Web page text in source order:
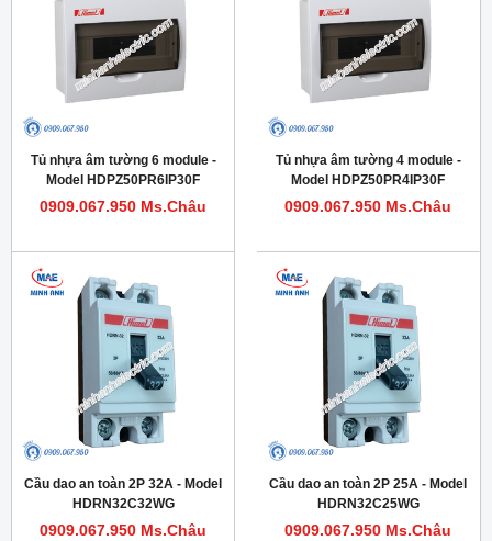
Tủ nhựa âm tường 6 module -
Model HDPZ50PR6IP30F
0909.067.950 Ms.Châu
Tủ nhựa âm tường 4 module -
Model HDPZ50PR4IP30F
0909.067.950 Ms.Châu
Cầu dao an toàn 2P 32A - Model
HDRN32C32WG
0909.067.950 Ms.Châu
Cầu dao an toàn 2P 25A - Model
HDRN32C25WG
0909.067.950 Ms.Châu